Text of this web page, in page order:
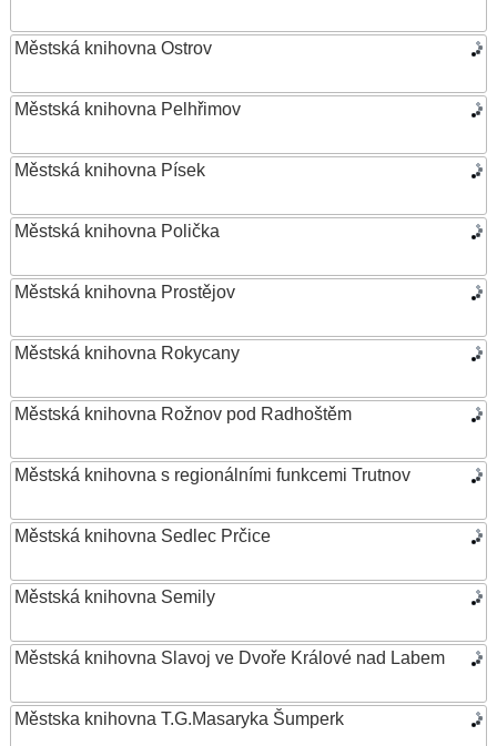
Městská knihovna Ostrov
Městská knihovna Pelhřimov
Městská knihovna Písek
Městská knihovna Polička
Městská knihovna Prostějov
Městská knihovna Rokycany
Městská knihovna Rožnov pod Radhoštěm
Městská knihovna s regionálními funkcemi Trutnov
Městská knihovna Sedlec Prčice
Městská knihovna Semily
Městská knihovna Slavoj ve Dvoře Králové nad Labem
Městska knihovna T.G.Masaryka Šumperk